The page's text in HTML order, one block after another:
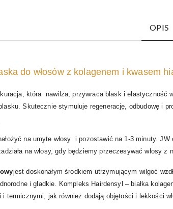
OPIS
do włosów z kolagenem i kwasem
która nawilża, przywraca blask i elastyczność
Skutecznie stymuluje regenerację, odbudowę i
na umyte włosy i pozostawić na 1-3 minuty.
na włosy, gdy będziemy przeczesywać włosy z
jest doskonałym środkiem utrzymującym wilgoć
i gładkie. Kompleks Hairdensyl – białka
i termicznymi, jak również dodają objętości i lekkości